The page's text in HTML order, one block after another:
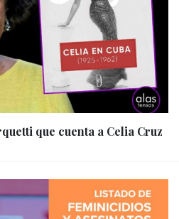
que cuenta a Celia Cruz